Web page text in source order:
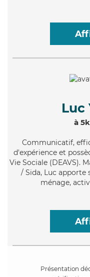
Luc
à
Communicatif,
d'expérience et
Vie Sociale (DEAVS).
/ Sida, Luc apporte
ménage,
Présentation